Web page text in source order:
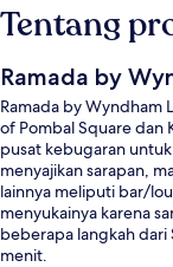
Tentang
Ramada by
Ramada by Wyndham
of Pombal Square dan
pusat kebugaran
menyajikan sarapan,
lainnya meliputi bar/
menyukainya karena
beberapa langkah dari
menit.